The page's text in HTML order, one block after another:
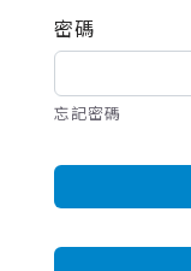
密碼
忘記密碼